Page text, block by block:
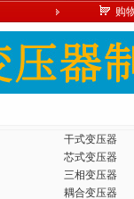
购
干式变压器
芯式变压器
三相变压器
耦合变压器